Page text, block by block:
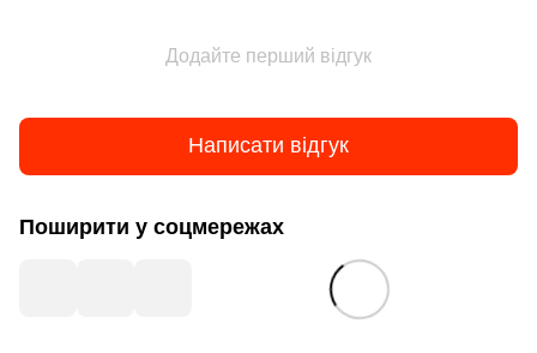
Додайте перший відгук
Написати відгук
Поширити у соцмережах